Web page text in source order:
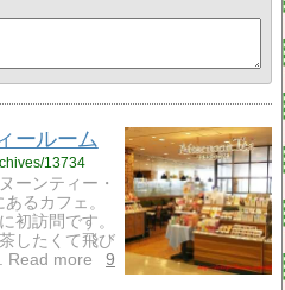
ールーム
13734
ーンティー・
るカフェ。
初訪問です。
したくて飛び
Read more
9